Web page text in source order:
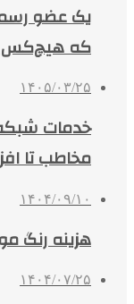
یک عضو
که هیچ‌کس
۱۴۰۵/۰۳/۲۵
مخاطب تا
۱۴۰۴/۰۹/۱۰
هزینه رنگ
۱۴۰۴/۰۷/۲۵